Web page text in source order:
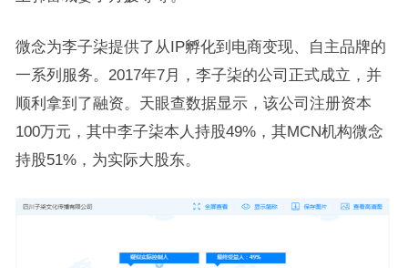
微念为李子柒提供了从IP孵化到电商变现、自主品牌的
一系列服务。2017年7月，李子柒的公司正式成立，并
顺利拿到了融资。天眼查数据显示，该公司注册资本
100万元，其中李子柒本人持股49%，其MCN机构微念
持股51%，为实际大股东。